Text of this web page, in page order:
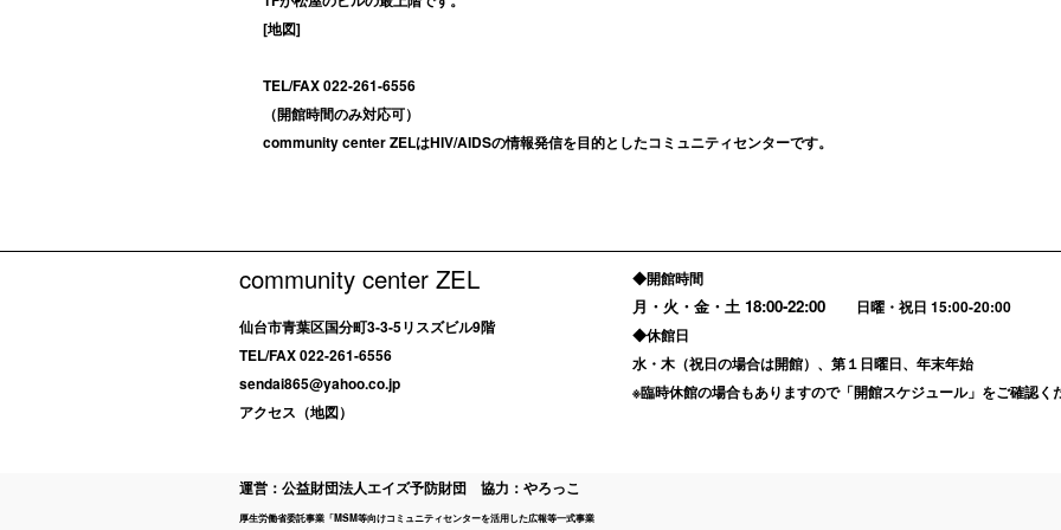
[地図]
TEL/FAX 022-261-6556
（開館時間のみ対応可）
community center ZELはHIV/AIDSの情報発信を目的としたコミュニティセンターです。
community center ZEL
仙台市青葉区国分町3-3-5リスズビル9階
TEL/FAX 022-261-6556
sendai865@yahoo.co.jp
アクセス（地図）
◆開館時間
月・火・金・土 18:00-22:00 日曜・祝日 15:00-20:00
◆休館日
水・木（祝日の場合は開館）、第１日曜日、年末年始
※臨時休館の場合もありますので「開館スケジュール」をご確認く
運営：公益財団法人エイズ予防財団 協力：やろっこ
厚生労働省委託事業「MSM等向けコミュニティセンターを活用した広報等一式事業